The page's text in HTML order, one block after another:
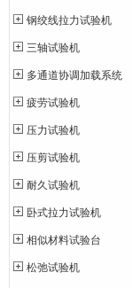
钢绞线拉力试验机
三轴试验机
多通道协调加载系统
疲劳试验机
压力试验机
压剪试验机
耐久试验机
卧式拉力试验机
相似材料试验台
松弛试验机